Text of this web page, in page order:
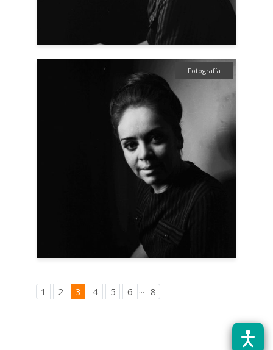
Fotografía
1 2 3 4 5 6 ... 8